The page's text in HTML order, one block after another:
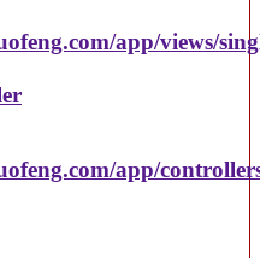
app/views/
app/